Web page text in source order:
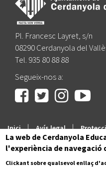
Pl. Francesc Layret, s/n
08290 Cerdanyola del
Tel. 935 80 88 88
Segueix-nos a:
Inici | Avís legal |
Accessibilitat
La web de Cerdanyola
l'experiència de navegació
Clickant sobre qualsevol enllaç